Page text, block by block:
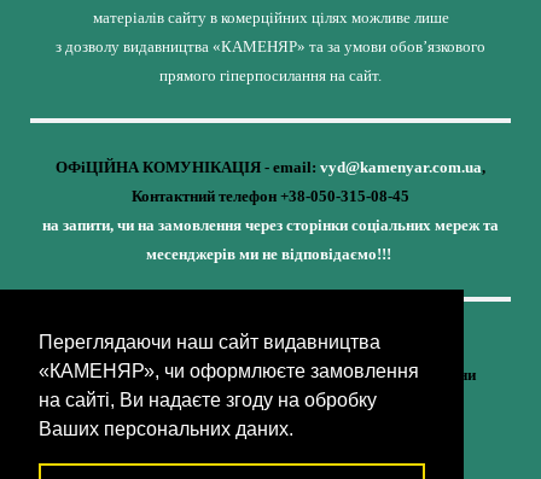
Переглядаючи наш сайт видавництва
«КАМЕНЯР», чи оформлюєте замовлення
на сайті, Ви надаєте згоду на обробку
Ваших персональних даних.
матеріалів сайту в комерційних цілях можливе лише
з дозволу видавництва «КАМЕНЯР» та за умови обов’язкового
прямого гіперпосилання на сайт.
ОФіЦІЙНА КОМУНІКАЦІЯ - email: vyd@kamenyar.com.ua,
Контактний телефон +38-050-315-08-45
на запити, чи на замовлення через сторінки соціальних мереж та
месенджерів ми не відповідаємо!!!
Кожне наше видання - це внесок у спротив,
у збереження ідентичності та неминучу перемогу України
(видавництво «КАМЕНЯР»)